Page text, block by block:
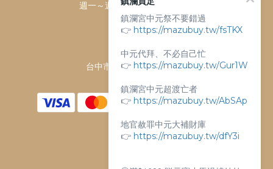
週一～週日 上午9點～下午6點
客服電話：
04-26763688
門市地址：
台中市大甲區順天路238號
鎮瀾宮中元祭不要錯過
👉 https://mazubuy.tw/fsTKX
中元代拜、不必自己忙
👉 https://mazubuy.tw/Gur1W
鎮瀾宮中元超渡亡者
👉 https://mazubuy.tw/AbSAp
地官赦罪中元大補財庫
👉 https://mazubuy.tw/dfY3i